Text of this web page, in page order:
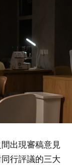
出現審稿意見
行評議的三大